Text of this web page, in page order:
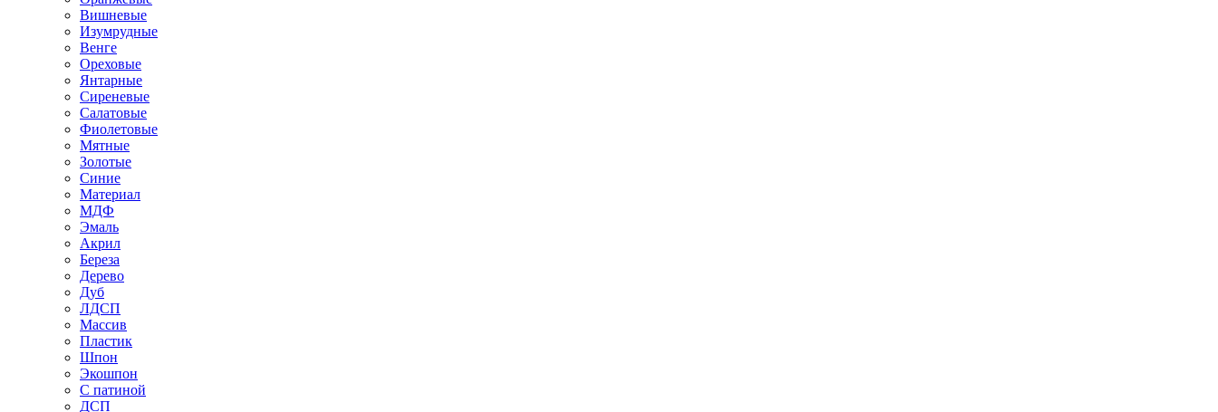
Вишневые
Изумрудные
Венге
Ореховые
Янтарные
Сиреневые
Салатовые
Фиолетовые
Мятные
Золотые
Синие
Материал
МДФ
Эмаль
Акрил
Береза
Дерево
Дуб
ЛДСП
Массив
Пластик
Шпон
Экошпон
С патиной
ДСП